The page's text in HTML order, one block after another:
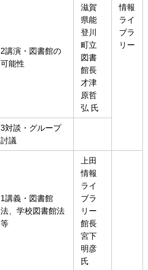
情報
ライ
ブラ
リー
2講演・図書館の
可能性
滋賀
県能
登川
町立
図書
館長
才津
原哲
弘 氏
3対談・グループ
討議
1講義・図書館
法、学校図書館法
等
上田
情報
ライ
ブラ
リー
館長
宮下
明彦
氏